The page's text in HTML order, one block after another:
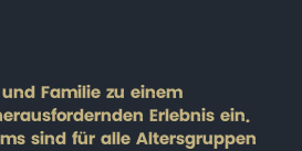
Familie zu einem
Erlebnis ein.
sind für alle Altersgruppen